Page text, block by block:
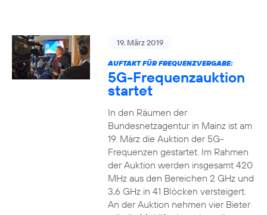
19. März 2019
AUFTAKT FÜR FREQUENZVERGABE:
5G-Frequenzauktion
startet
In den Räumen der
Bundesnetzagentur in Mainz ist am
19. März die Auktion der 5G-
Frequenzen gestartet. Im Rahmen
der Auktion werden insgesamt 420
MHz aus den Bereichen 2 GHz und
3,6 GHz in 41 Blöcken versteigert.
An der Auktion nehmen vier Bieter